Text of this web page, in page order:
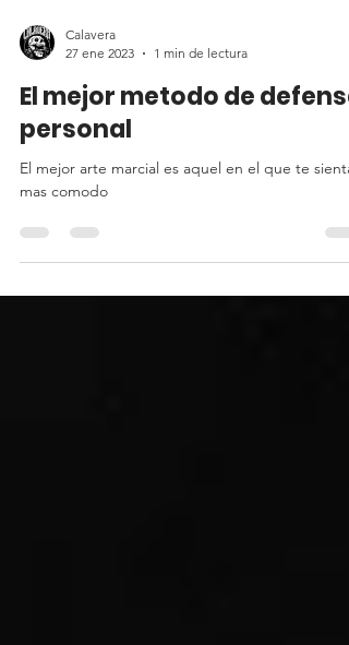
Calavera
27 ene 2023
El mejor metodo de defensa
personal
mas comodo